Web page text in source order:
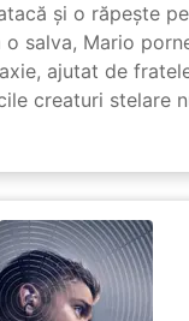
și o răpește
o salva, Mario
ajutat de
creaturi stelare